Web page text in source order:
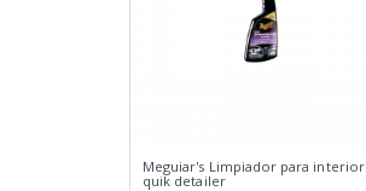
Meguiar's Limpiador para interior
quik detailer